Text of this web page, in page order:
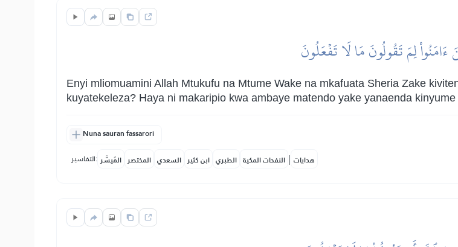
ءَامَنُواْ لِمَ تَقُولُونَ مَا لَا تَفۡعَلُونَ
Enyi mliomuamini Allah Mtukufu na Mtume Wake na mkafuata Sheria Zake
kuyatekeleza? Haya ni makaripio kwa ambaye matendo yake yanaenda
Nuna sauran fassarori
التفاسير: المُيسَّر المختصر السعدي ابن كثير الطبري النفحات المكية | هدايات